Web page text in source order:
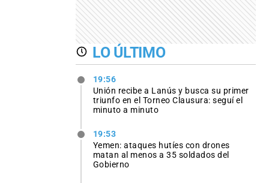
LO ÚLTIMO
19:56
Unión recibe a Lanús y busca su primer
triunfo en el Torneo Clausura: seguí el
minuto a minuto
19:53
Yemen: ataques hutíes con drones
matan al menos a 35 soldados del
Gobierno